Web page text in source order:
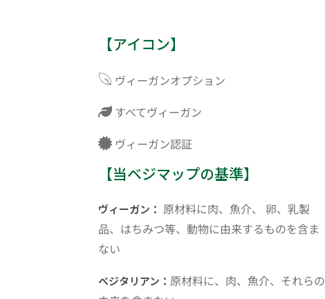
【アイコン】
ヴィーガンオプション
すべてヴィーガン
ヴィーガン認証
【当ベジマップの基準】
ヴィーガン： 原材料に肉、魚介、 卵、乳製
品、はちみつ等、動物に由来するものを含ま
ない
ベジタリアン： 原材料に、肉、魚介、それらの